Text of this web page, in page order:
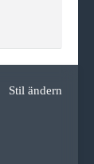
Stil ändern